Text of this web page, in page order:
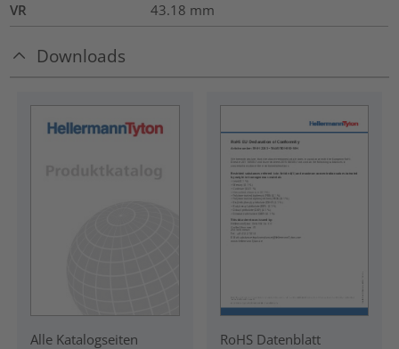
VR
43.18 mm
Downloads
Alle Katalogseiten RoHS Datenblatt